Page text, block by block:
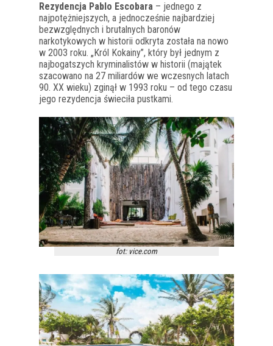
Rezydencja Pablo Escobara – jednego z
najpotężniejszych, a jednocześnie najbardziej
bezwzględnych i brutalnych baronów
narkotykowych w historii odkryta została na nowo
w 2003 roku. „Król Kokainy”, który był jednym z
najbogatszych kryminalistów w historii (majątek
szacowano na 27 miliardów we wczesnych latach
90. XX wieku) zginął w 1993 roku – od tego czasu
jego rezydencja świeciła pustkami.
fot: vice.com